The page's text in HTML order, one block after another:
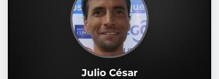
Julio César